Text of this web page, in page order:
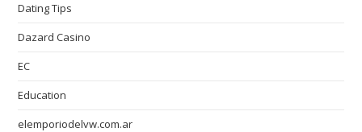
Dating Tips
Dazard Casino
EC
Education
elemporiodelvw.com.ar